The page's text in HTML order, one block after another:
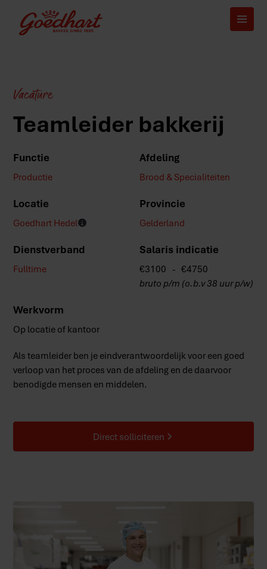
Vacature
Teamleider bakkerij
Functie
Productie
Afdeling
Brood & Specialiteiten
Locatie
Goedhart Hedel
Provincie
Gelderland
Dienstverband
Fulltime
Salaris indicatie
€3100 - €4750
bruto p/m (o.b.v 38 uur p/w)
Werkvorm
Op locatie of kantoor
Als teamleider ben je eindverantwoordelijk voor een goed
verloop van het proces van de afdeling en de daarvoor
benodigde mensen en middelen.
Direct solliciteren